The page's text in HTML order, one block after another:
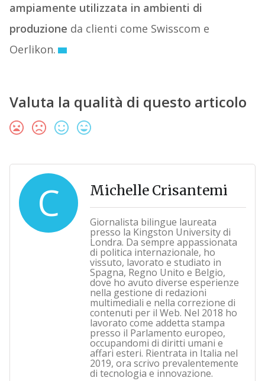
ampiamente utilizzata in ambienti di
produzione da clienti come Swisscom e
Oerlikon.
Valuta la qualità di questo articolo
C Michelle Crisantemi
Giornalista bilingue laureata
presso la Kingston University di
Londra. Da sempre appassionata
di politica internazionale, ho
vissuto, lavorato e studiato in
Spagna, Regno Unito e Belgio,
dove ho avuto diverse esperienze
nella gestione di redazioni
multimediali e nella correzione di
contenuti per il Web. Nel 2018 ho
lavorato come addetta stampa
presso il Parlamento europeo,
occupandomi di diritti umani e
affari esteri. Rientrata in Italia nel
2019, ora scrivo prevalentemente
di tecnologia e innovazione.